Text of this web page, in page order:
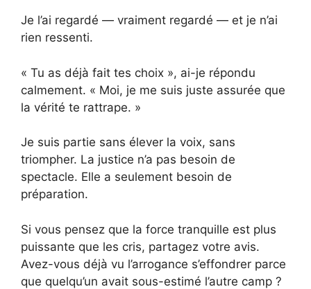
Je l’ai regardé — vraiment regardé — et je n’ai
rien ressenti.
« Tu as déjà fait tes choix », ai-je répondu
calmement. « Moi, je me suis juste assurée que
la vérité te rattrape. »
Je suis partie sans élever la voix, sans
triompher. La justice n’a pas besoin de
spectacle. Elle a seulement besoin de
préparation.
Si vous pensez que la force tranquille est plus
puissante que les cris, partagez votre avis.
Avez-vous déjà vu l’arrogance s’effondrer parce
que quelqu’un avait sous-estimé l’autre camp ?